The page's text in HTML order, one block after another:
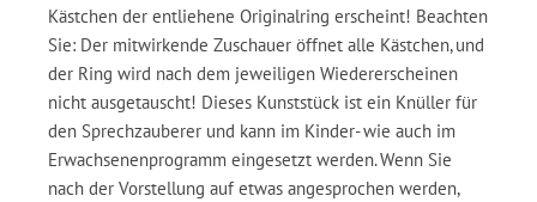
Kästchen der entliehene Originalring erscheint! Beachten
Sie: Der mitwirkende Zuschauer öffnet alle Kästchen, und
der Ring wird nach dem jeweiligen Wiedererscheinen
nicht ausgetauscht! Dieses Kunststück ist ein Knüller für
den Sprechzauberer und kann im Kinder- wie auch im
Erwachsenenprogramm eingesetzt werden. Wenn Sie
nach der Vorstellung auf etwas angesprochen werden,